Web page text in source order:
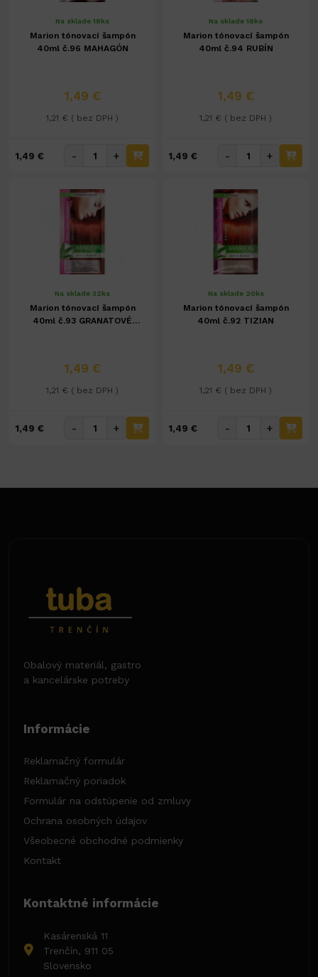
Na sklade 18ks
Marion tónovací šampón
40ml č.96 MAHAGÓN
1,49 €
1,21 € ( bez DPH )
1,49 € - +
Na sklade 18ks
Marion tónovací šampón
40ml č.94 RUBÍN
1,49 €
1,21 € ( bez DPH )
1,49 € - +
Na sklade 32ks
Marion tónovací šampón
40ml č.93 GRANATOVÉ
1,49 €
1,21 € ( bez DPH )
1,49 € - +
Na sklade 20ks
Marion tónovací šampón
40ml č.92 TIZIAN
1,49 €
1,21 € ( bez DPH )
1,49 € - +
Obalový materiál, gastro
a kancelárske potreby
Informácie
Reklamačný formulár
Reklamačný poriadok
Formulár na odstúpenie od zmluvy
Ochrana osobných údajov
Všeobecné obchodné podmienky
Kontakt
Kontaktné informácie
Kasárenská 11
Trenčín, 911 05
Slovensko